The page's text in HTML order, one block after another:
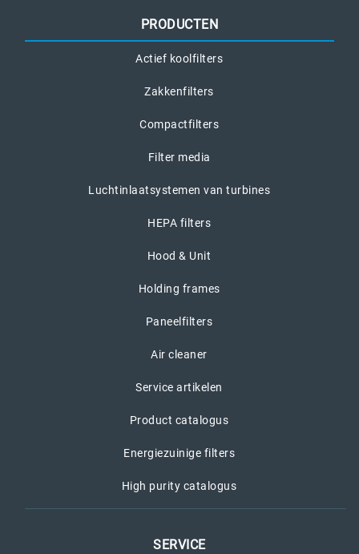
PRODUCTEN
Actief koolfilters
Zakkenfilters
Compactfilters
Filter media
Luchtinlaatsystemen van turbines
HEPA filters
Hood & Unit
Holding frames
Paneelfilters
Air cleaner
Service artikelen
Product catalogus
Energiezuinige filters
High purity catalogus
SERVICE